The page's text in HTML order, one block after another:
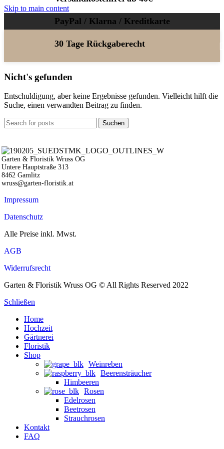
Skip to main content
PayPal / Klarna / Kreditkarte
30 Tage Rückgaberecht
Nicht's gefunden
Entschuldigung, aber keine Ergebnisse gefunden. Vielleicht hilft die
Suche, einen verwandten Beitrag zu finden.
Suchen
Garten & Floristik Wruss OG
Untere Hauptstraße 313
8462 Gamlitz
wruss@garten-floristik.at
Impressum
Datenschutz
Alle Preise inkl. Mwst.
AGB
Widerrufsrecht
Garten & Floristik Wruss OG © All Rights Reserved 2022
Schließen
Home
Hochzeit
Gärtnerei
Floristik
Shop
Weinreben
Beerensträucher
Himbeeren
Rosen
Edelrosen
Beetrosen
Strauchrosen
Kontakt
FAQ